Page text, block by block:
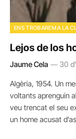
ENS TROBAREM A LA
Lejos de los
Jaume Cela 30
Algèria, 1954. Un
voltants aprenguin
veu trencat el seu
un home acusat